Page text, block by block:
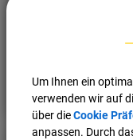
Nach oben
Um Ihnen ein
verwenden wir auf
über dieCookie
anpassen. Durch